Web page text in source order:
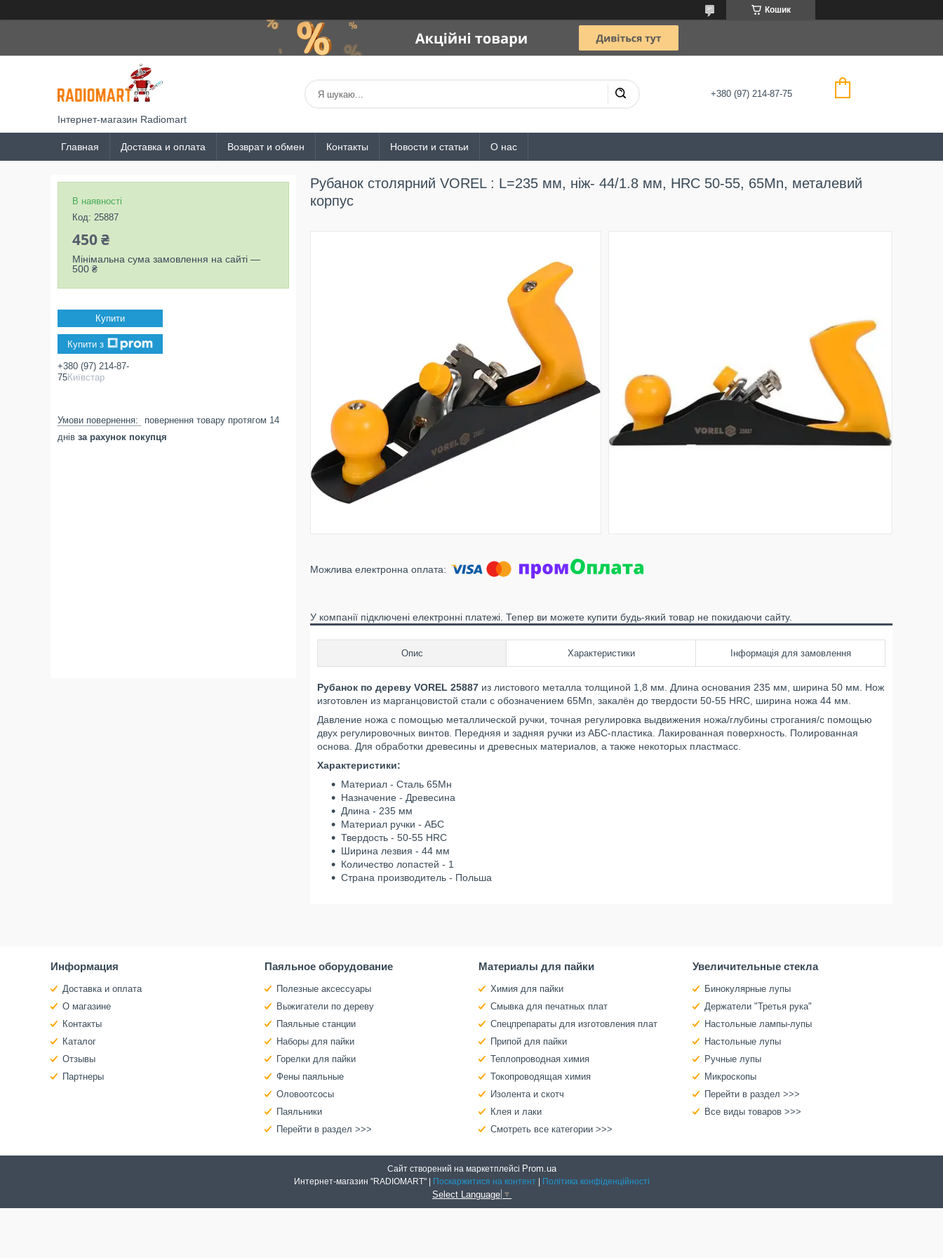
Кошик
Інтернет-магазин Radiomart
+380 (97) 214-87-75
Главная Доставка и оплата Возврат и обмен Контакты Новости и статьи О нас
Рубанок столярний VOREL : L=235 мм, ніж- 44/1.8 мм, HRC 50-55, 65Mn, металевий
корпус
У компанії підключені електронні платежі. Тепер ви можете купити будь-який товар не покидаючи сайту.
Опис Характеристики Інформація для замовлення
Рубанок по дереву VOREL 25887 из листового металла толщиной 1,8 мм. Длина основания 235 мм, ширина 50 мм. Нож
изготовлен из марганцовистой стали с обозначением 65Mn, закалён до твердости 50-55 HRC, ширина ножа 44 мм.
Давление ножа с помощью металлической ручки, точная регулировка выдвижения ножа/глубины строгания/с помощью
двух регулировочных винтов. Передняя и задняя ручки из АБС-пластика. Лакированная поверхность. Полированная
основа. Для обработки древесины и древесных материалов, а также некоторых пластмасс.
Характеристики:
Материал - Сталь 65Мн
Назначение - Древесина
Длина - 235 мм
Материал ручки - АБС
Твердость - 50-55 HRС
Ширина лезвия - 44 мм
Количество лопастей - 1
Страна производитель - Польша
В наявності
Код: 25887
450 ₴
Мінімальна сума замовлення на сайті —
500 ₴
Купити
Купити з
+380 (97) 214-87-
75Київстар
повернення товару протягом 14
днів за рахунок покупця
Информация
Доставка и оплата
О магазине
Контакты
Каталог
Отзывы
Партнеры
Паяльное оборудование
Полезные аксессуары
Выжигатели по дереву
Паяльные станции
Наборы для пайки
Горелки для пайки
Фены паяльные
Оловоотсосы
Паяльники
Перейти в раздел >>>
Материалы для пайки
Химия для пайки
Смывка для печатных плат
Спецпрепараты для изготовления плат
Припой для пайки
Теплопроводная химия
Токопроводящая химия
Изолента и скотч
Клея и лаки
Смотреть все категории >>>
Увеличительные стекла
Бинокулярные лупы
Держатели "Третья рука"
Настольные лампы-лупы
Настольные лупы
Ручные лупы
Микроскопы
Перейти в раздел >>>
Все виды товаров >>>
Сайт створений на маркетплейсі Prom.ua
Поскаржитися на контент Політика конфіденційності
Select Language ▼